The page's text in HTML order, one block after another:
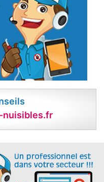
nuisibles.fr